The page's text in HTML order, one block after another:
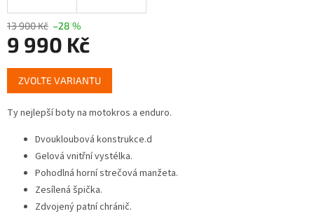
13 900 Kč –28 %
9 990 Kč
Měrná
cena:
ZVOLTE VARIANTU
Ty nejlepší boty na motokros a enduro.
Dvoukloubová konstrukce.d
Gelová vnitřní vystélka.
Pohodlná horní strečová manžeta.
Zesílená špička.
Zdvojený patní chránič.